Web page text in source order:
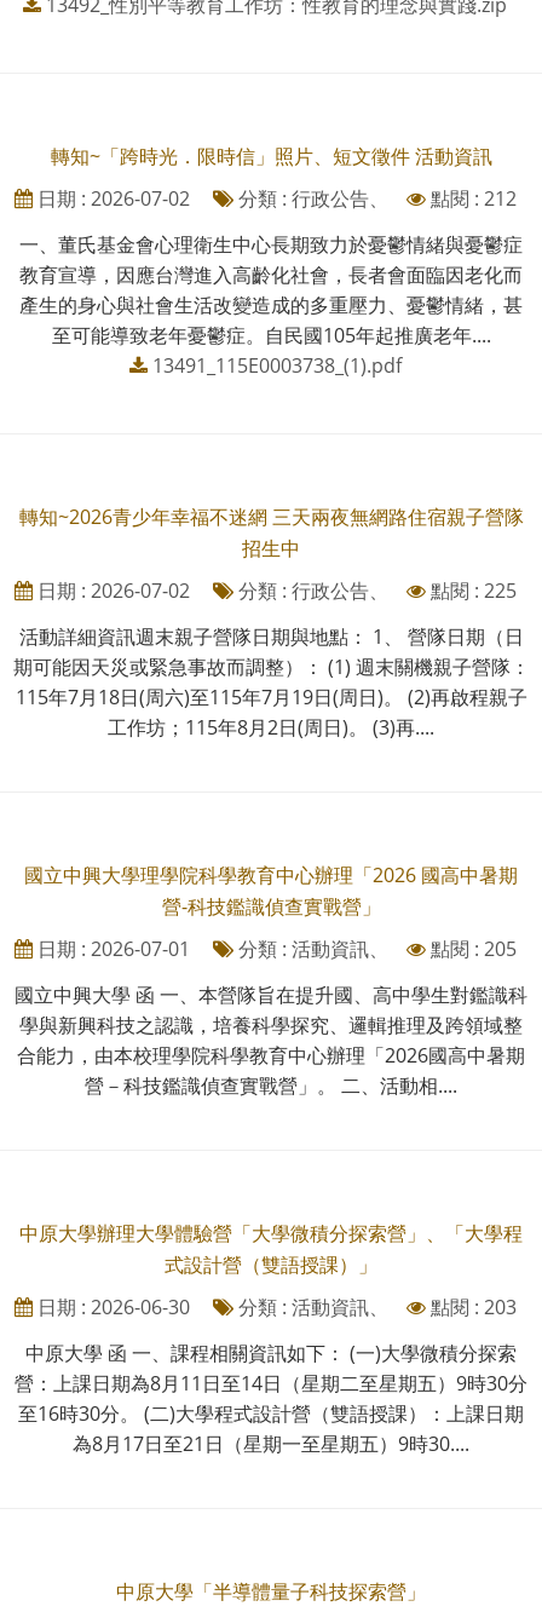
轉知~「跨時光．限時信」照片、短文徵件 活動資訊
日期 : 2026-07-02
分類 : 行政公告、
點閱 : 212
一、董氏基金會心理衛生中心長期致力於憂鬱情緒與憂鬱症
教育宣導，因應台灣進入高齡化社會，長者會面臨因老化而
產生的身心與社會生活改變造成的多重壓力、憂鬱情緒，甚
至可能導致老年憂鬱症。自民國105年起推廣老年....
13491_115E0003738_(1).pdf
轉知~2026青少年幸福不迷網 三天兩夜無網路住宿親子營隊
招生中
日期 : 2026-07-02
分類 : 行政公告、
點閱 : 225
活動詳細資訊週末親子營隊日期與地點： 1、 營隊日期（日
期可能因天災或緊急事故而調整）： (1) 週末關機親子營隊：
115年7月18日(周六)至115年7月19日(周日)。 (2)再啟程親子
工作坊；115年8月2日(周日)。 (3)再....
國立中興大學理學院科學教育中心辦理「2026 國高中暑期
營-科技鑑識偵查實戰營」
日期 : 2026-07-01
分類 : 活動資訊、
點閱 : 205
國立中興大學 函 一、本營隊旨在提升國、高中學生對鑑識科
學與新興科技之認識，培養科學探究、邏輯推理及跨領域整
合能力，由本校理學院科學教育中心辦理「2026國高中暑期
營－科技鑑識偵查實戰營」。 二、活動相....
中原大學辦理大學體驗營「大學微積分探索營」、「大學程
式設計營（雙語授課）」
日期 : 2026-06-30
分類 : 活動資訊、
點閱 : 203
中原大學 函 一、課程相關資訊如下： (一)大學微積分探索
營：上課日期為8月11日至14日（星期二至星期五）9時30分
至16時30分。 (二)大學程式設計營（雙語授課）：上課日期
為8月17日至21日（星期一至星期五）9時30....
中原大學「半導體量子科技探索營」